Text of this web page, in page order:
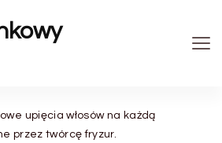
upięcia włosów na każdą
przez twórcę fryzur.